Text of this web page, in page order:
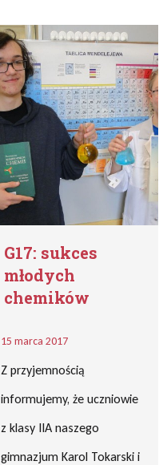
G17: sukces
młodych
chemików
15 marca 2017
Z przyjemnością
informujemy, że uczniowie
z klasy IIA naszego
gimnazjum Karol Tokarski i